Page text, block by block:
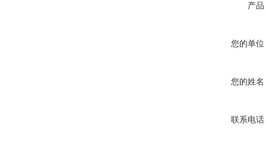
产品
您的单位
您的姓名
联系电话